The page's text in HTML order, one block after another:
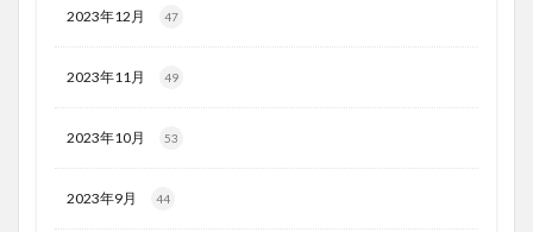
2023年12月 47
2023年11月 49
2023年10月 53
2023年9月 44